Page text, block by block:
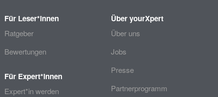
Für Leser*innen
Ratgeber
Bewertungen
Für Expert*innen
Expert*in werden
Über yourXpert
Über uns
Jobs
Presse
Partnerprogramm